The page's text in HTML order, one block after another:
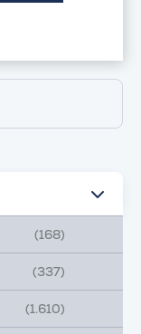
(168)
(337)
(1.610)